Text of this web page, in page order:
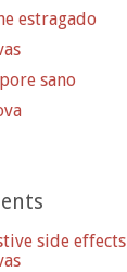
estragado
sano
side effects